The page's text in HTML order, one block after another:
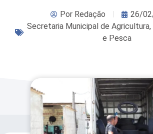
PorRedação
26/
Secretaria Municipal de
e Pesca